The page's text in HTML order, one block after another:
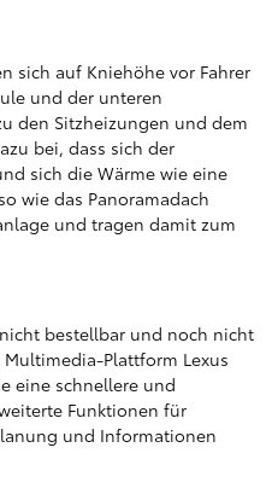
sich auf Kniehöhe vor Fahrer
und der unteren
den Sitzheizungen und dem
bei, dass sich der
sich die Wärme wie eine
wie das Panoramadach
und tragen damit zum
bestellbar und noch nicht
Plattform Lexus
eine schnellere und
Funktionen für
und Informationen